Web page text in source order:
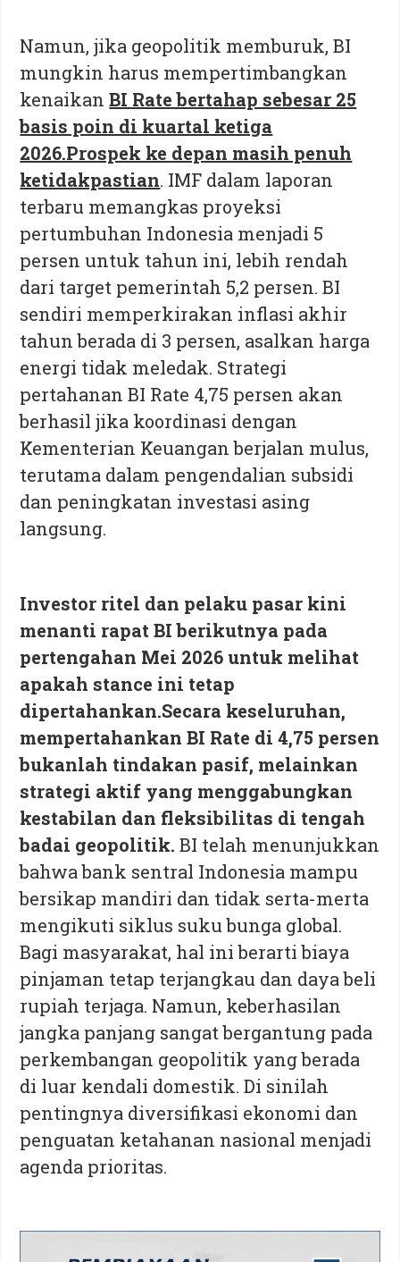
Namun, jika geopolitik memburuk, BI
mungkin harus mempertimbangkan
kenaikanBI Rate bertahap sebesar 25
basis poin di kuartal ketiga
2026.Prospek ke depan masih penuh
ketidakpastian. IMF dalam laporan
terbaru memangkas proyeksi
pertumbuhan Indonesia menjadi 5
persen untuk tahun ini, lebih rendah
dari target pemerintah 5,2 persen. BI
sendiri memperkirakan inflasi akhir
tahun berada di 3 persen, asalkan harga
energi tidak meledak. Strategi
pertahanan BI Rate 4,75 persen akan
berhasil jika koordinasi dengan
Kementerian Keuangan berjalan mulus,
terutama dalam pengendalian subsidi
dan peningkatan investasi asing
langsung.
Investor ritel dan pelaku pasar kini
menanti rapat BI berikutnya pada
pertengahan Mei 2026 untuk melihat
apakah stance ini tetap
dipertahankan.Secara keseluruhan,
mempertahankan BI Rate di 4,75 persen
bukanlah tindakan pasif, melainkan
strategi aktif yang menggabungkan
kestabilan dan fleksibilitas di tengah
badai geopolitik. BI telah menunjukkan
bahwa bank sentral Indonesia mampu
bersikap mandiri dan tidak serta-merta
mengikuti siklus suku bunga global.
Bagi masyarakat, hal ini berarti biaya
pinjaman tetap terjangkau dan daya beli
rupiah terjaga. Namun, keberhasilan
jangka panjang sangat bergantung pada
perkembangan geopolitik yang berada
di luar kendali domestik. Di sinilah
pentingnya diversifikasi ekonomi dan
penguatan ketahanan nasional menjadi
agenda prioritas.